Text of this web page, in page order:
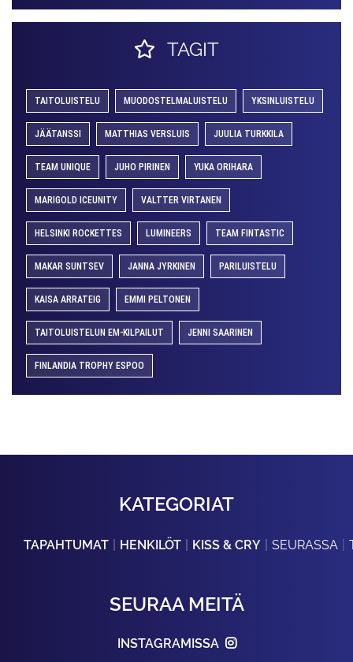
TAGIT
TAITOLUISTELU MUODOSTELMALUISTELU YKSINLUISTELU
JÄÄTANSSI MATTHIAS VERSLUIS JUULIA TURKKILA
TEAM UNIQUE JUHO PIRINEN YUKA ORIHARA
MARIGOLD ICEUNITY VALTTER VIRTANEN
HELSINKI ROCKETTES LUMINEERS TEAM FINTASTIC
MAKAR SUNTSEV JANNA JYRKINEN PARILUISTELU
KAISA ARRATEIG EMMI PELTONEN
TAITOLUISTELUN EM-KILPAILUT JENNI SAARINEN
FINLANDIA TROPHY ESPOO
KATEGORIAT
TAPAHTUMAT HENKILÖT KISS & CRY SEURASSA
SEURAA MEITÄ
INSTAGRAMISSA